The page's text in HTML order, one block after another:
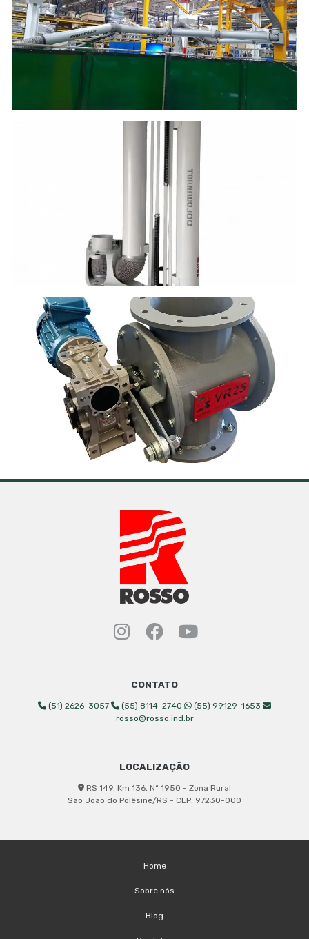
Instagram Rosso
Facebook Rosso
YouTube
CONTATO
(51) 2626-3057 (55) 8114-2740
(55) 99129-1653
rosso@rosso.ind.br
LOCALIZAÇÃO
RS 149, Km 136, Nº 1950 - Zona Rural
São João do Polêsine/RS - CEP: 97230-000
Home
Sobre nós
Blog